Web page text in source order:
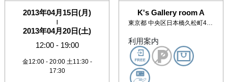
2013年04月15日(月)
|
2013年04月20日(土)
12:00- 19:00
金12:00 - 20:00 土11:30 -
17:30
K's Gallery room A
東京都 中央区日本橋久松町4-6杉山ビル4F
利用案内